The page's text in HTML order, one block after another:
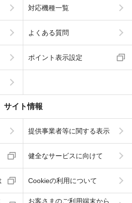
対応機種一覧
よくある質問
ポイント表示設定
サイト情報
提供事業者等に関する表示
健全なサービスに向けて
Cookieの利用について
お客さまのご利用端末から